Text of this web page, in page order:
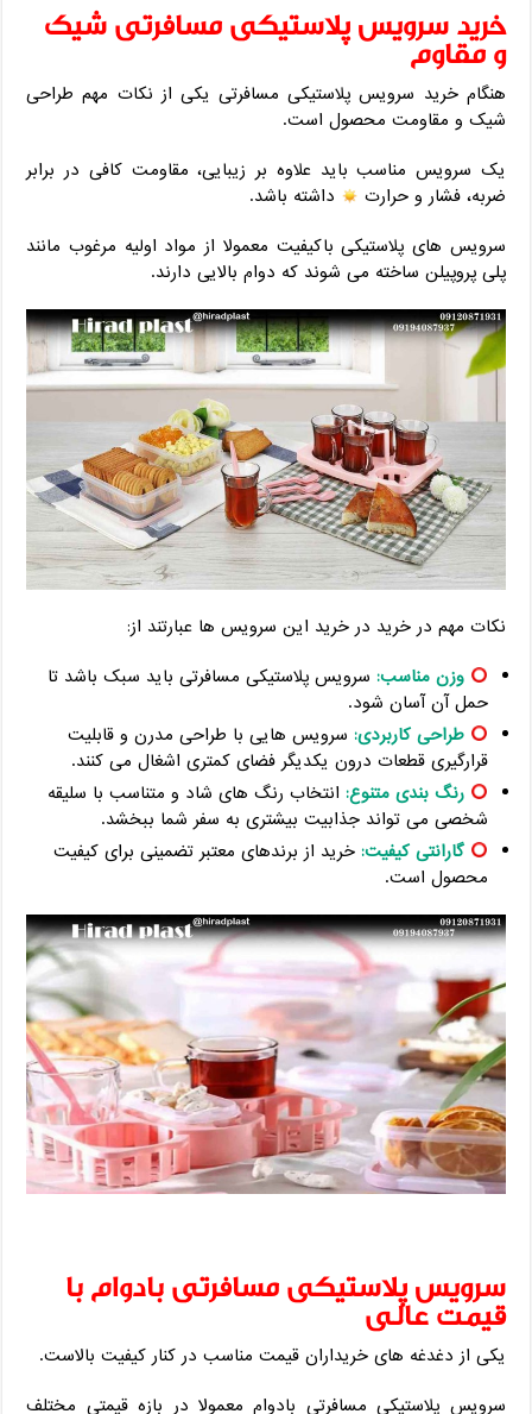
خرید سرویس پلاستیکی مسافرتی شیک
و مقاوم
هنگام خرید سرویس پلاستیکی مسافرتی یکی از نکات مهم طراحی
شیک و مقاومت محصول است.
یک سرویس مناسب باید علاوه بر زیبایی، مقاومت کافی در برابر
ضربه، فشار و حرارت
داشته باشد.
سرویس های پلاستیکی باکیفیت معمولا از مواد اولیه مرغوب مانند
پلی پروپیلن ساخته می شوند که دوام بالایی دارند.
نکات مهم در خرید در خرید این سرویس ها عبارتند از:
وزن مناسب: سرویس پلاستیکی مسافرتی باید سبک باشد تا
حمل آن آسان شود.
طراحی کاربردی: سرویس هایی با طراحی مدرن و قابلیت
قرارگیری قطعات درون یکدیگر فضای کمتری اشغال می کنند.
رنگ بندی متنوع: انتخاب رنگ های شاد و متناسب با سلیقه
شخصی می تواند جذابیت بیشتری به سفر شما ببخشد.
گارانتی کیفیت:خرید از برندهای معتبر تضمینی برای کیفیت
محصول است.
سرویس پلاستیکی مسافرتی بادوام با
قیمت عالی
یکی از دغدغه های خریداران قیمت مناسب در کنار کیفیت بالاست.
سرویس پلاستیکی مسافرتی بادوام معمولا در بازه قیمتی مختلف